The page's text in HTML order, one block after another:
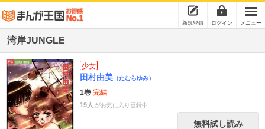
新規登録 ログイン メニュー
湾岸JUNGLE
少女
田村由美 （たむらゆみ）
1巻 完結
19人 がお気に入り登録中
無料試し読み